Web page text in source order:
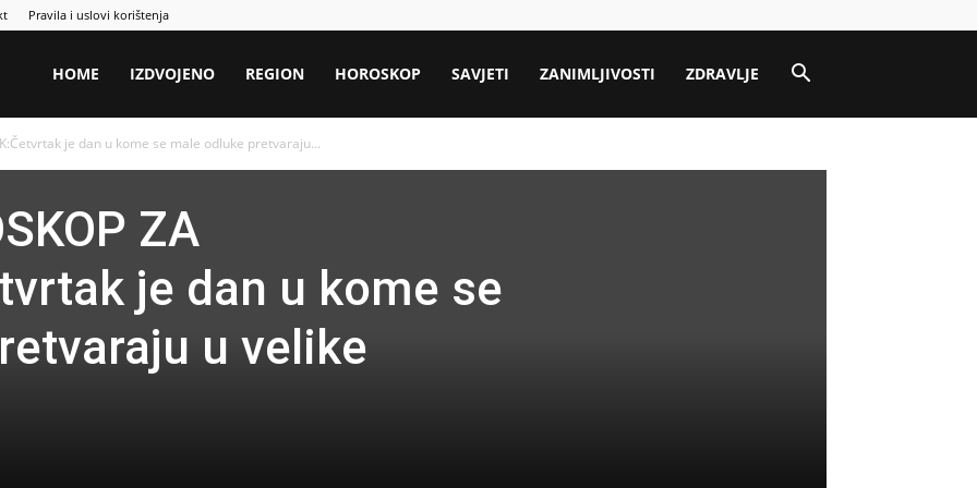
Pravila i uslovi korištenja
HOME IZDVOJENO REGION HOROSKOP SAVJETI ZANIMLJIVOSTI ZDRAVLJE
je dan u kome se male odluke pretvaraju...
ZA
je dan u kome se
u velike